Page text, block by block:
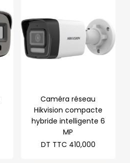
Caméra réseau
Hikvision compacte
hybride intelligente 6
MP
DT TTC 410,000